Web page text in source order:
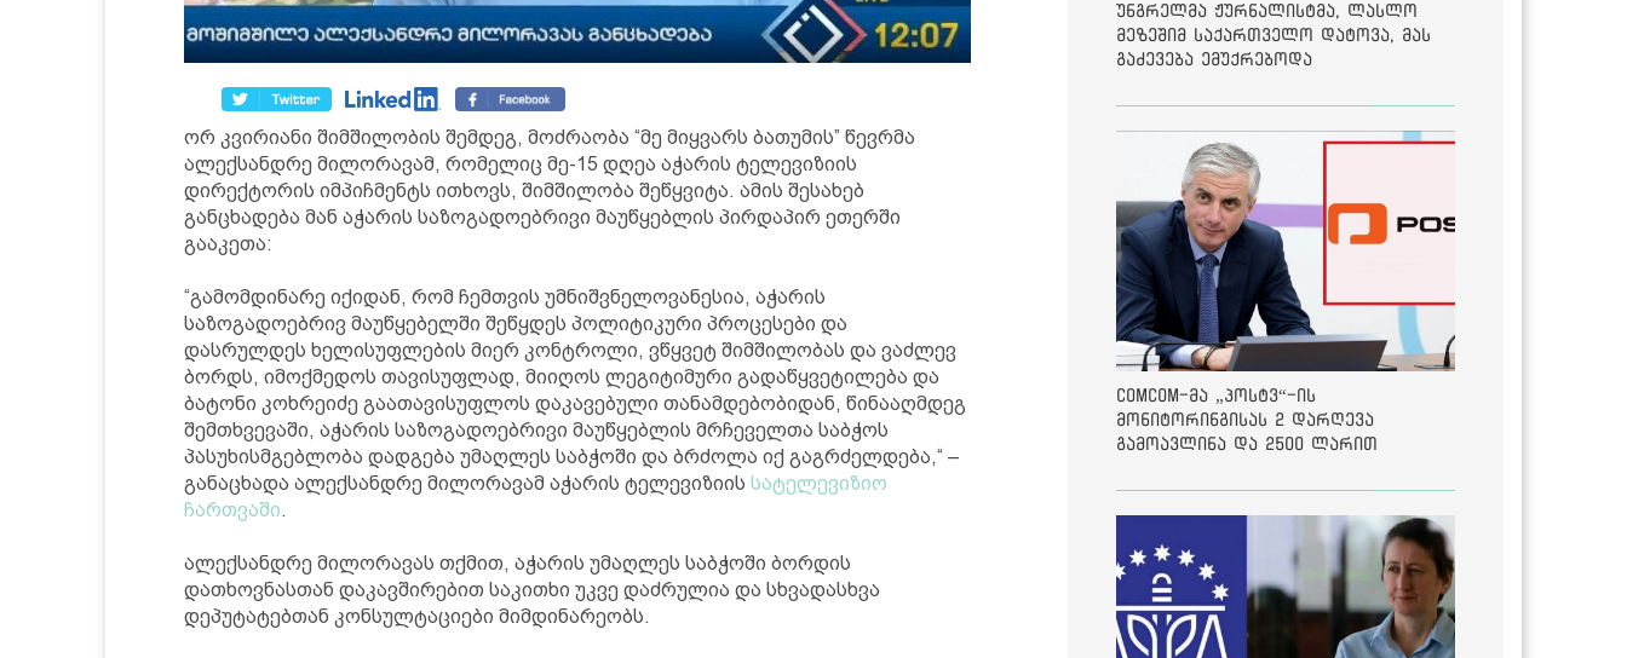
ორ კვირიანი შიმშილობის შემდეგ, მოძრაობა “მე მიყვარს ბათუმის” წევრმა
ალექსანდრე მილორავამ, რომელიც მე-15 დღეა აჭარის ტელევიზიის
დირექტორის იმპიჩმენტს ითხოვს, შიმშილობა შეწყვიტა. ამის შესახებ
განცხადება მან აჭარის საზოგადოებრივი მაუწყებლის პირდაპირ ეთერში
გააკეთა:
“გამომდინარე იქიდან, რომ ჩემთვის უმნიშვნელოვანესია, აჭარის
საზოგადოებრივ მაუწყებელში შეწყდეს პოლიტიკური პროცესები და
დასრულდეს ხელისუფლების მიერ კონტროლი, ვწყვეტ შიმშილობას და ვაძლევ
ბორდს, იმოქმედოს თავისუფლად, მიიღოს ლეგიტიმური გადაწყვეტილება და
ბატონი კოხრეიძე გაათავისუფლოს დაკავებული თანამდებობიდან, წინააღმდეგ
შემთხვევაში, აჭარის საზოგადოებრივი მაუწყებლის მრჩეველთა საბჭოს
პასუხისმგებლობა დადგება უმაღლეს საბჭოში და ბრძოლა იქ გაგრძელდება,“ –
განაცხადა ალექსანდრე მილორავამ აჭარის ტელევიზიის სატელევიზიო
ჩართვაში.
ალექსანდრე მილორავას თქმით, აჭარის უმაღლეს საბჭოში ბორდის
დათხოვნასთან დაკავშირებით საკითხი უკვე დაძრულია და სხვადასხვა
დეპუტატებთან კონსულტაციები მიმდინარეობს.
უნგრელმა ჟურნალისტმა, ლასლო
მეზეშიმ საქართველო დატოვა, მას
გაძევება ემუქრებოდა
ComCom-მა „პოსტვ“-ის
მონიტორინგისას 2 დარღევა
გამოავლინა და 2500 ლარით